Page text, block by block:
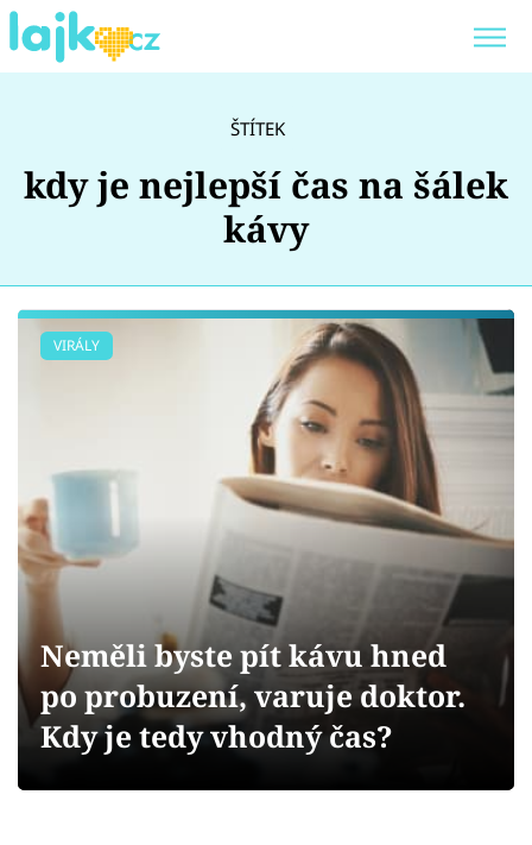
Showbyznys
Virály
Sex a vztahy
Videa
Sledujte prima+
Přihlášení
ŠTÍTEK
kdy je nejlepší čas na šálek
kávy
VIRÁLY
Neměli byste pít kávu hned
po probuzení, varuje doktor.
Kdy je tedy vhodný čas?